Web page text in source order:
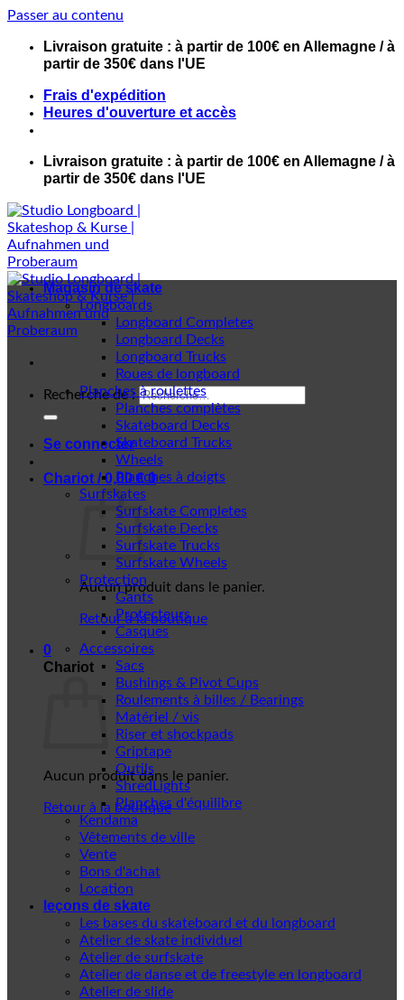
Passer au contenu
Livraison gratuite : à partir de 100€ en Allemagne / à
partir de 350€ dans l'UE
Frais d'expédition
Heures d'ouverture et accès
Livraison gratuite : à partir de 100€ en Allemagne / à
partir de 350€ dans l'UE
Recherche de :
Se connecter
Chariot /0,00€ 0
Aucun produit dans le panier.
Retour à la boutique
0
Chariot
Aucun produit dans le panier.
Retour à la boutique
Magasin de skate
Longboards
Longboard Completes
Longboard Decks
Longboard Trucks
Roues de longboard
Planches à roulettes
Planches complètes
Skateboard Decks
Skateboard Trucks
Wheels
Planches à doigts
Surfskates
Surfskate Completes
Surfskate Decks
Surfskate Trucks
Surfskate Wheels
Protection
Gants
Protecteurs
Casques
Accessoires
Sacs
Bushings & Pivot Cups
Roulements à billes / Bearings
Matériel / vis
Riser et shockpads
Griptape
Outils
ShredLights
Planches d'équilibre
Kendama
Vêtements de ville
Vente
Bons d'achat
Location
leçons de skate
Les bases du skateboard et du longboard
Atelier de skate individuel
Atelier de surfskate
Atelier de danse et de freestyle en longboard
Atelier de slide